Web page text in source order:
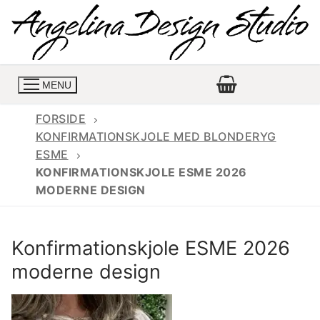
indhold
MENU
Konfirmationskjoler 2026
Konfirmationskjoler med lange ærmer
Konfirmationskjole
Bukser priser
Book en tid
FORSIDE
KONFIRMATIONSKJOLE MED BLONDERYG
ESME
KONFIRMATIONSKJOLE ESME 2026
MODERNE DESIGN
Konfirmationskjole ESME 2026
moderne design